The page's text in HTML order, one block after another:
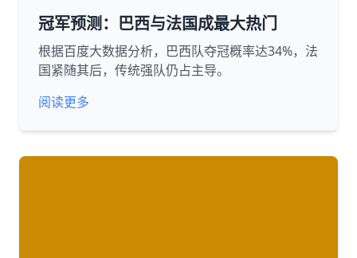
冠军预测：巴西与法国成最大热门
根据百度大数据分析，巴西队夺冠概率达34%，法
国紧随其后，传统强队仍占主导。
阅读更多